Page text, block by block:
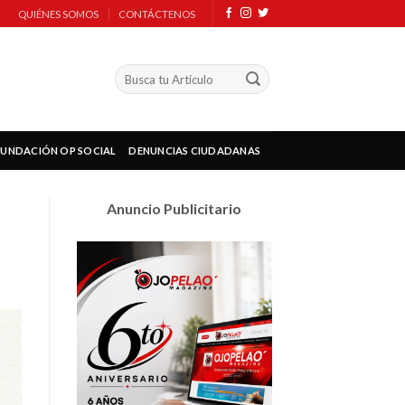
QUIÉNES SOMOS CONTÁCTENOS
OP SOCIAL DENUNCIAS CIUDADANAS
Anuncio Publicitario